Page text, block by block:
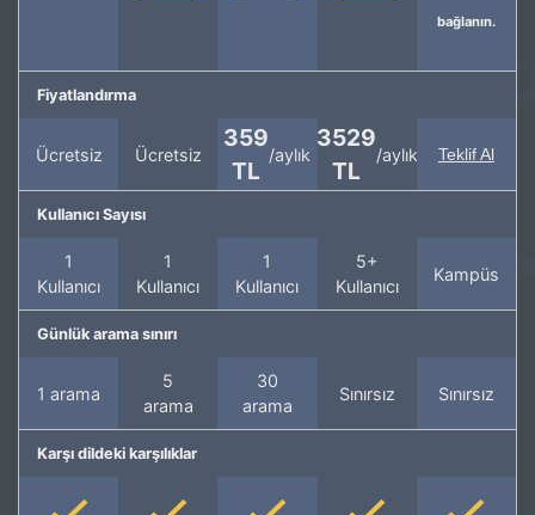
bağlanın.
Fiyatlandırma
Ücretsiz Ücretsiz
359
TL
/aylık
3529
TL
/aylık Teklif Al
Kullanıcı Sayısı
1
Kullanıcı
1
Kullanıcı
1
Kullanıcı
5+
Kullanıcı
Kampüs
Günlük arama sınırı
1 arama
5
arama
30
arama
Sınırsız Sınırsız
Karşı dildeki karşılıklar